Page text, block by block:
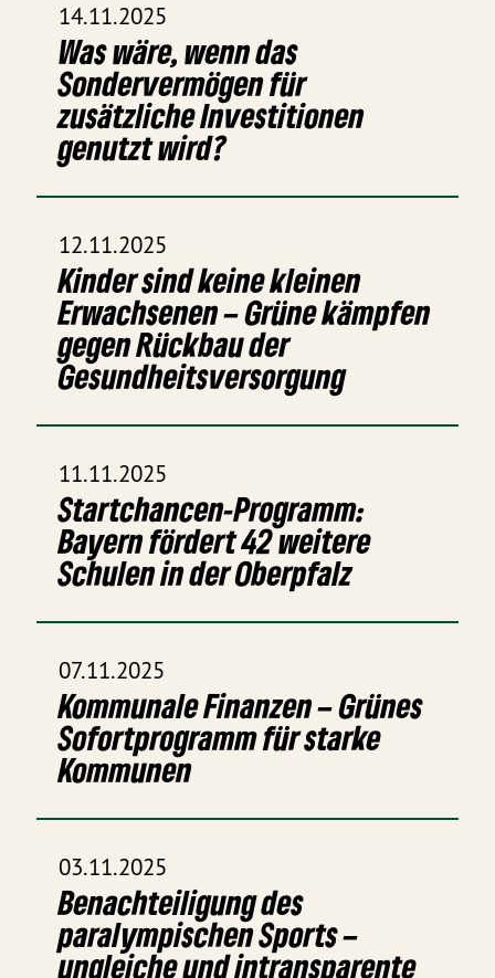
14.11.2025
Was wäre, wenn das
Sondervermögen für
zusätzliche Investitionen
genutzt wird?
12.11.2025
Kinder sind keine kleinen
Erwachsenen – Grüne kämpfen
gegen Rückbau der
Gesundheitsversorgung
11.11.2025
Startchancen-Programm:
Bayern fördert 42 weitere
Schulen in der Oberpfalz
07.11.2025
Kommunale Finanzen – Grünes
Sofortprogramm für starke
Kommunen
03.11.2025
Benachteiligung des
paralympischen Sports –
ungleiche und intransparente